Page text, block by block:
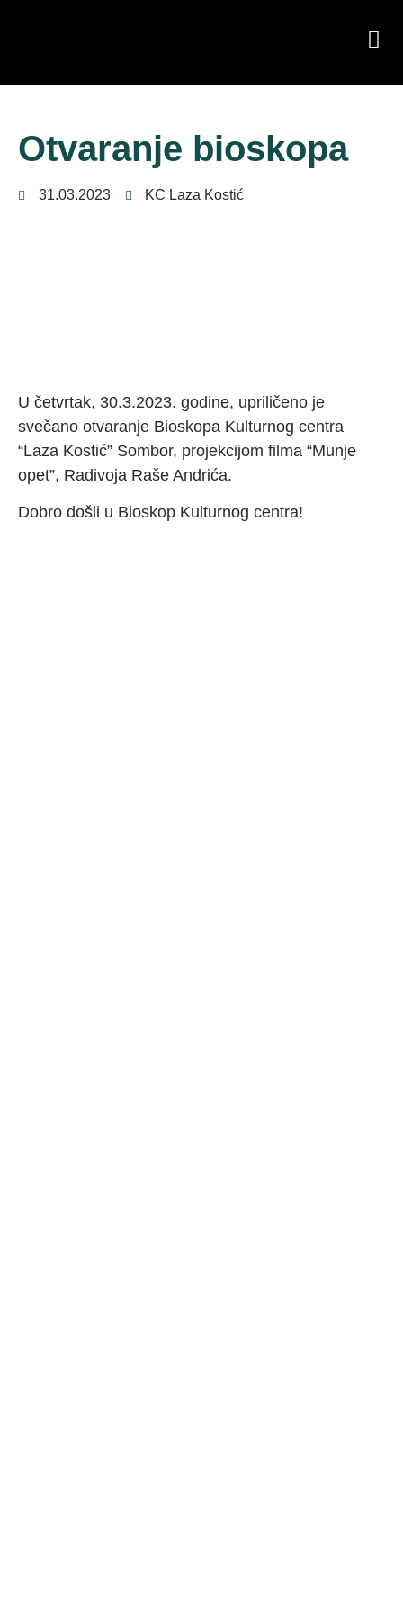
Otvaranje bioskopa
31.03.2023 KC Laza Kostić
U četvrtak, 30.3.2023. godine, upriličeno je
svečano otvaranje Bioskopa Kulturnog centra
“Laza Kostić” Sombor, projekcijom filma “Munje
opet”, Radivoja Raše Andrića.
Dobro došli u Bioskop Kulturnog centra!